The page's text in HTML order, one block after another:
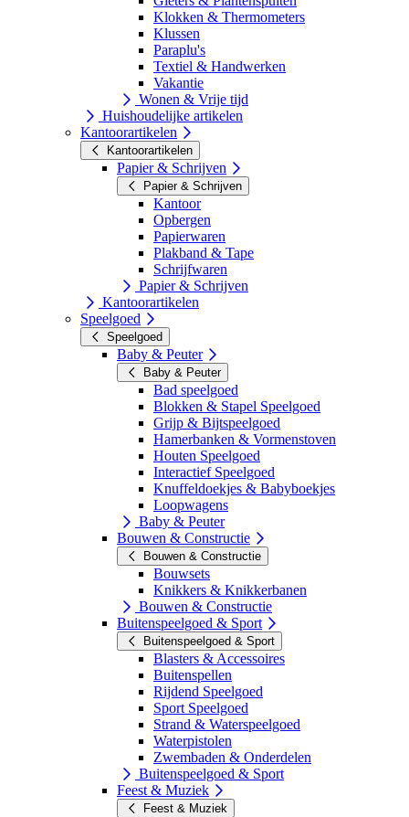
Klokken & Thermometers
Klussen
Paraplu's
Textiel & Handwerken
Vakantie
Wonen & Vrije tijd
Huishoudelijke artikelen
Kantoorartikelen
Kantoorartikelen
Papier & Schrijven
Papier & Schrijven
Kantoor
Opbergen
Papierwaren
Plakband & Tape
Schrijfwaren
Papier & Schrijven
Kantoorartikelen
Speelgoed
Speelgoed
Baby & Peuter
Baby & Peuter
Bad speelgoed
Blokken & Stapel Speelgoed
Grijp & Bijtspeelgoed
Hamerbanken & Vormenstoven
Houten Speelgoed
Interactief Speelgoed
Knuffeldoekjes & Babyboekjes
Loopwagens
Baby & Peuter
Bouwen & Constructie
Bouwen & Constructie
Bouwsets
Knikkers & Knikkerbanen
Bouwen & Constructie
Buitenspeelgoed & Sport
Buitenspeelgoed & Sport
Blasters & Accessoires
Buitenspellen
Rijdend Speelgoed
Sport Speelgoed
Strand & Waterspeelgoed
Waterpistolen
Zwembaden & Onderdelen
Buitenspeelgoed & Sport
Feest & Muziek
Feest & Muziek